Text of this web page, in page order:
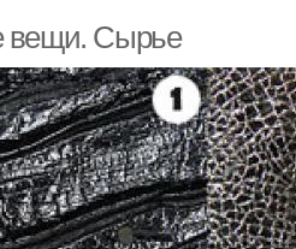
вещи. Сырье